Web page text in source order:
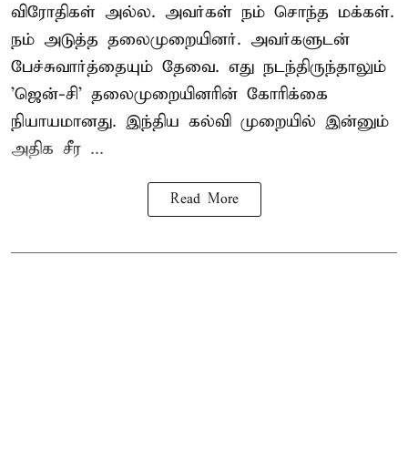
விரோதிகள் அல்ல. அவர்கள் நம் சொந்த மக்கள்.
நம் அடுத்த தலைமுறையினர். அவர்களுடன்
பேச்சுவார்த்தையும் தேவை. எது நடந்திருந்தாலும்
'ஜென்-சி' தலைமுறையினரின் கோரிக்கை
நியாயமானது. இந்திய கல்வி முறையில் இன்னும்
அதிக சீர ...
Read More